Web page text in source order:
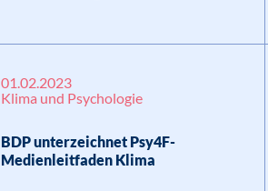
01.02.2023
Klima und Psychologie
BDP unterzeichnet Psy4F-
Medienleitfaden Klima